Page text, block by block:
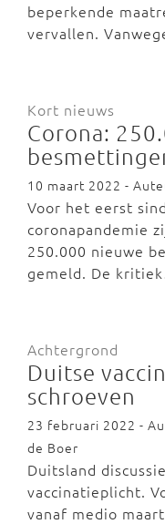
beperkende
vervallen.
Kort nieuws
Corona:
10 maart 2022 -
Voor het eerst
coronapandemie
250.000 nieuwe
gemeld. De
Achtergrond
Duitse
schroeven
23 februari 2022 -
de Boer
Duitsland
vaccinatieplicht.
vanaf medio